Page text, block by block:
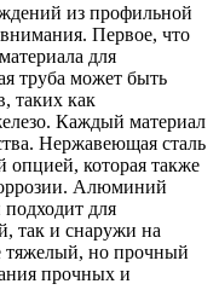
из профильной
Первое, что
для
труба может быть
таких как
Каждый материал
Нержавеющая сталь
опцией, которая также
Алюминий
для
так и снаружи на
тяжелый, но прочный
прочных и